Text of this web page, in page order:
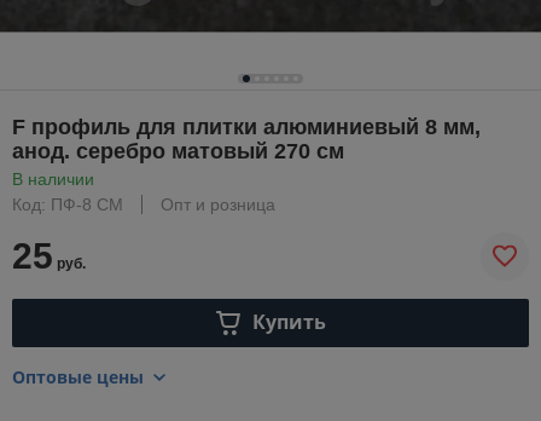
F профиль для плитки алюминиевый 8 мм,
анод. серебро матовый 270 см
В наличии
Код: ПФ-8 СМ
Опт и розница
25 руб.
Купить
Оптовые цены